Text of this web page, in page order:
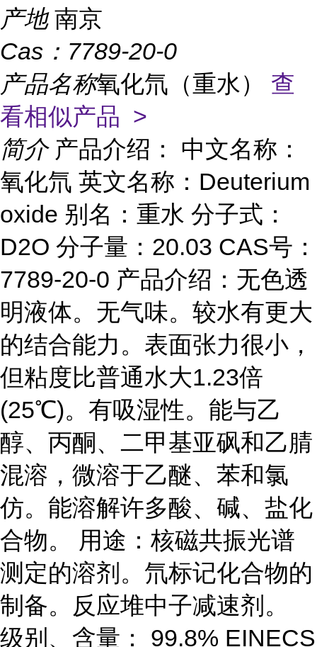
产地 南京
Cas： 7789-20-0
产品名称氧化氘（重水） 查
看相似产品 >
简介 产品介绍： 中文名称：
氧化氘 英文名称：Deuterium
oxide 别名：重水 分子式：
D2O 分子量：20.03 CAS号：
7789-20-0 产品介绍：无色透
明液体。无气味。较水有更大
的结合能力。表面张力很小，
但粘度比普通水大1.23倍
(25℃)。有吸湿性。能与乙
醇、丙酮、二甲基亚砜和乙腈
混溶，微溶于乙醚、苯和氯
仿。能溶解许多酸、碱、盐化
合物。 用途：核磁共振光谱
测定的溶剂。氘标记化合物的
制备。反应堆中子减速剂。
级别、含量： 99.8% EINECS